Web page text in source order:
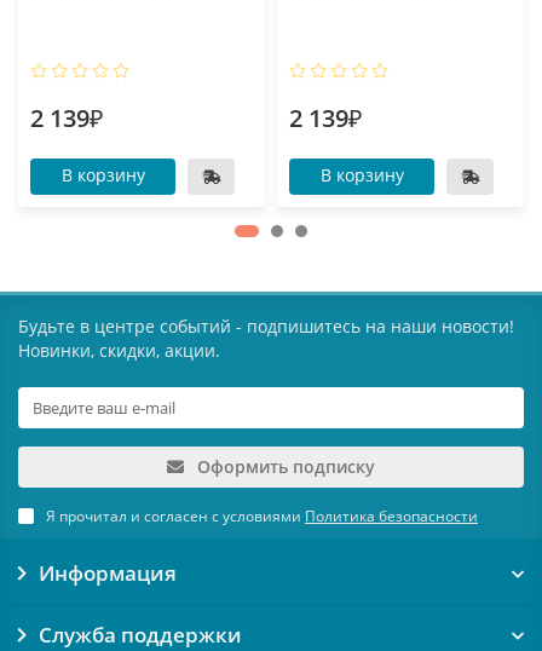
2 139₽
В корзину
2 139₽
В корзину
Будьте в центре событий - подпишитесь на наши новости!
Новинки, скидки, акции.
Оформить подписку
Я прочитал и согласен с условиями Политика безопасности
Информация
Служба поддержки